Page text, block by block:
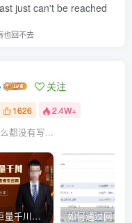
just can't be reached
也回不去
关注
1626 2.4W+
都没有写...
从0-1学习巨量千川，后台设置实操，直播带货篇，新手小白入门千川必听课